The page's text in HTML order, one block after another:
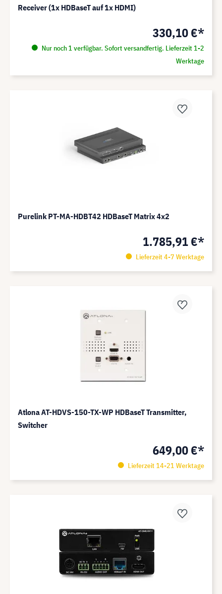
Receiver (1x HDBaseT auf 1x HDMI)
330,10 €*
Nur noch 1 verfügbar. Sofort versandfertig. Lieferzeit 1-2
Werktage
Purelink PT-MA-HDBT42 HDBaseT Matrix 4x2
1.785,91 €*
Lieferzeit 4-7 Werktage
Atlona AT-HDVS-150-TX-WP HDBaseT Transmitter,
Switcher
649,00 €*
Lieferzeit 14-21 Werktage